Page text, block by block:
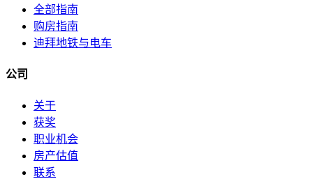
全部指南
购房指南
迪拜地铁与电车
公司
关于
获奖
职业机会
房产估值
联系